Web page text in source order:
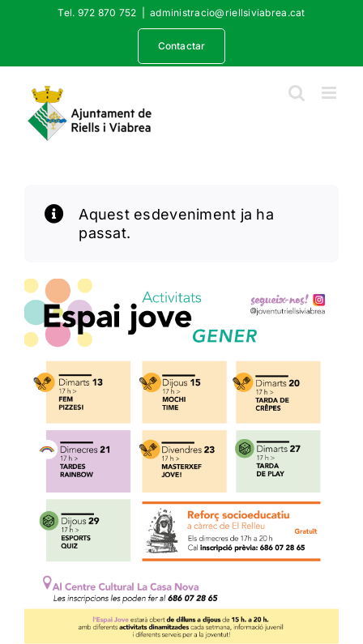
Tel. 972 870 752 administracio@riellsiviabrea.cat
Contactar
Aquest esdeveniment ja ha
passat.